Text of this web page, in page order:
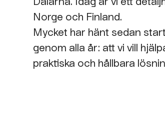
Norge och Finland.
Mycket har hänt sedan
genom alla år: att vi vill
praktiska och hållbara